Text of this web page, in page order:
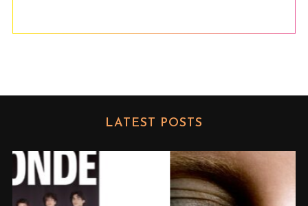
LATEST POSTS